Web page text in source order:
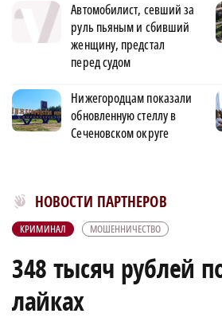
Автомобилист, севший за
руль пьяным и сбивший
женщину, предстал
перед судом
Нижегородцам показали
обновленную стеллу в
Сеченовском округе
НОВОСТИ ПАРТНЕРОВ
Новости МирТесен
КРИМИНАЛ МОШЕННИЧЕСТВО
348 тысяч рублей
лайках